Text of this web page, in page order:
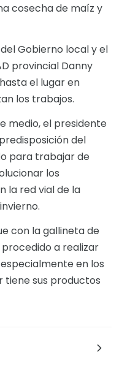
cosecha de maíz y
Gobierno local y el
provincial Danny
el lugar en
los trabajos.
medio, el presidente
del
para trabajar de
los
la red vial de la
con la gallineta de
a realizar
en los
tiene sus productos